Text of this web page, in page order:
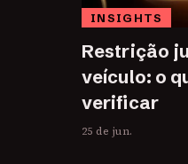
INSIGHTS
Restrição
veículo: o
verificar
25 de jun.